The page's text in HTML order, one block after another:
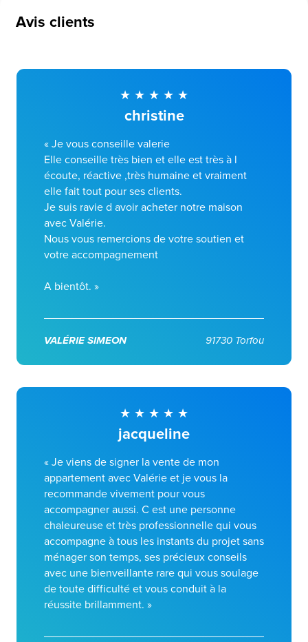
Avis clients
christine
« Je vous conseille valerie
Elle conseille très bien et elle est très à l
écoute, réactive ,très humaine et vraiment
elle fait tout pour ses clients.
Je suis ravie d avoir acheter notre maison
avec Valérie.
Nous vous remercions de votre soutien et
votre accompagnement
A bientôt. »
VALÉRIE SIMEON 91730 Torfou
jacqueline
« Je viens de signer la vente de mon
appartement avec Valérie et je vous la
recommande vivement pour vous
accompagner aussi. C est une personne
chaleureuse et très professionnelle qui vous
accompagne à tous les instants du projet sans
ménager son temps, ses précieux conseils
avec une bienveillante rare qui vous soulage
de toute difficulté et vous conduit à la
réussite brillamment. »